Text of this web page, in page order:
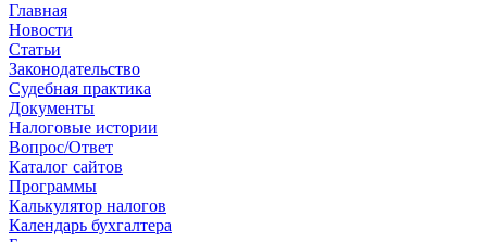
Главная
Новости
Cтатьи
Законодательство
Судебная практика
Документы
Налоговые истории
Вопрос/Ответ
Каталог сайтов
Программы
Калькулятор налогов
Календарь бухгалтера